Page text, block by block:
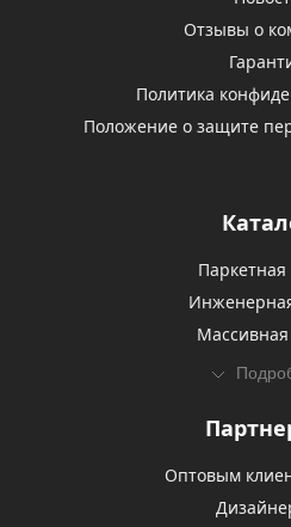
Отзывы о
Политика
Положение о защите
Паркетная
Массивная
Оптовым